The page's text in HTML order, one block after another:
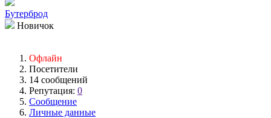
Бутерброд
Новичок
Офлайн
Посетители
14 сообщений
Репутация: 0
Сообщение
Личные данные